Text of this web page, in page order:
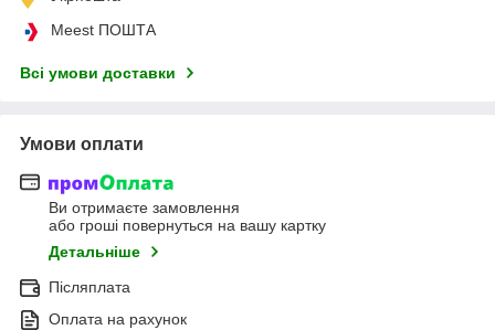
Meest ПОШТА
Всі умови доставки
Умови оплати
Ви отримаєте замовлення
або гроші повернуться на вашу картку
Детальніше
Післяплата
Оплата на рахунок